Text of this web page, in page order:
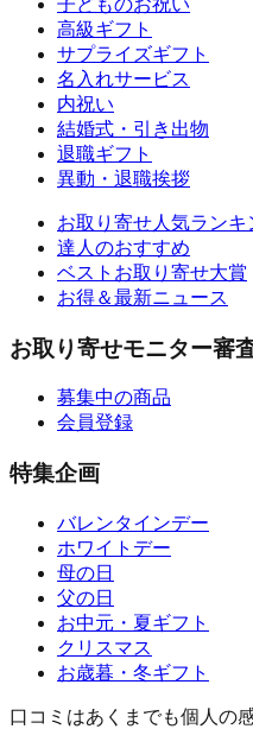
高級ギフト
サプライズギフト
名入れサービス
内祝い
結婚式・引き出物
退職ギフト
異動・退職挨拶
お取り寄せ人気ランキ
達人のおすすめ
ベストお取り寄せ大賞
お得＆最新ニュース
お取り寄せモニター審
募集中の商品
会員登録
特集企画
バレンタインデー
ホワイトデー
母の日
父の日
お中元・夏ギフト
クリスマス
お歳暮・冬ギフト
口コミはあくまでも個人の